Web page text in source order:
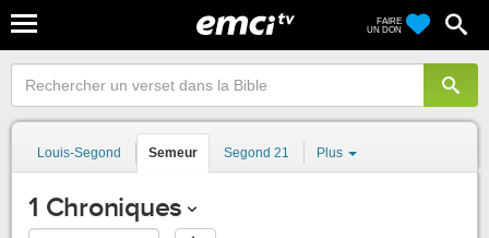
FAIRE
UN DON
Louis-Segond Semeur Segond 21 Plus
1 Chroniques